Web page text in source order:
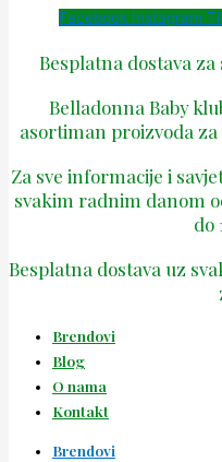
Facebook Instagram
Besplatna dostava
Belladonna Baby
asortiman proizvoda
Za sve informacije i
svakim radnim danom
do
Besplatna dostava uz
Brendovi
Blog
O nama
Kontakt
Brendovi